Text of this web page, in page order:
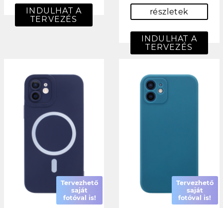
INDULHAT A
TERVEZÉS
részletek
INDULHAT A
TERVEZÉS
Tervezhető
saját
fotóval is!
Tervezhető
saját
fotóval is!